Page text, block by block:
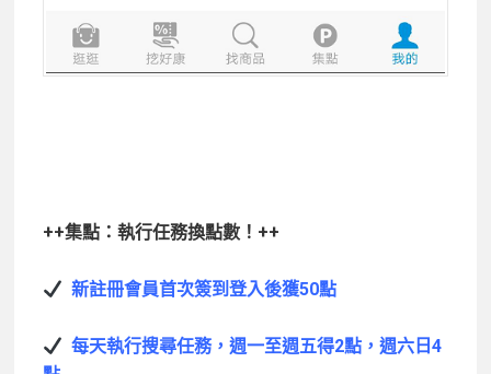
++集點：執行任務換點數！++
新註冊會員首次簽到登入後獲50點
每天執行搜尋任務，週一至週五得2點，週六日4